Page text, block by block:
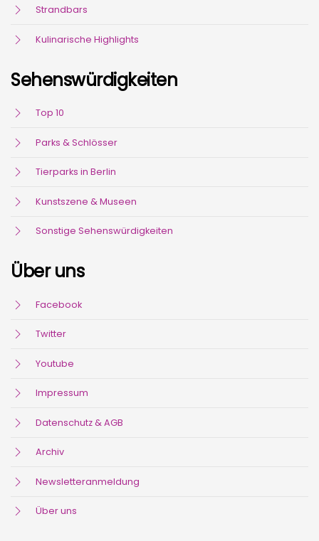
Strandbars
Kulinarische Highlights
Sehenswürdigkeiten
Top 10
Parks & Schlösser
Tierparks in Berlin
Kunstszene & Museen
Sonstige Sehenswürdigkeiten
Über uns
Facebook
Twitter
Youtube
Impressum
Datenschutz & AGB
Archiv
Newsletteranmeldung
Über uns